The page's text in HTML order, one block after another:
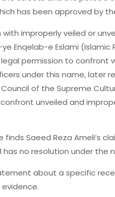
has been approved by
improperly veiled or
Enqelab-e Eslami
permission to confront
under this name, later
of the Supreme
unveiled and
finds Saeed Reza Ameli’s
has no resolution under the
about a specific